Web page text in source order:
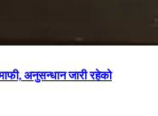
अनुसन्धान जारी रहेको